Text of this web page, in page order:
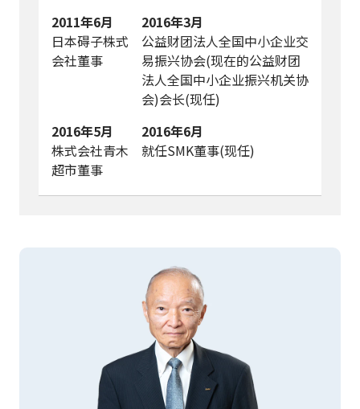
2011年6月
日本碍子株式
会社董事
2016年3月
公益财团法人全国中小企业交
易振兴协会(现在的公益财团
法人全国中小企业振兴机关协
会)会长(现任)
2016年5月
株式会社青木
超市董事
2016年6月
就任SMK董事(现任)